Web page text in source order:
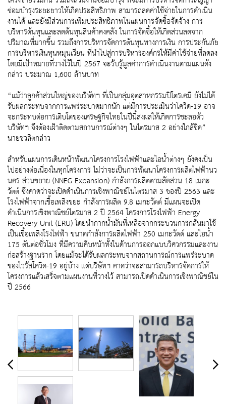
ซ่อมบำรุงระยะยาวให้เกิดประสิทธิภาพ สามารถลดค่าใช้จ่ายในการดำเนิน
งานได้ และยังมีส่วนการเพิ่มประสิทธิภาพในแผนการจัดซื้อจัดจ้าง การ
บริหารต้นทุนและลดต้นทุนสินค้าคงคลัง ในการจัดซื้อให้เกิดส่วนลดจาก
ปริมาณที่มากขึ้น รวมถึงการบริหารจัดการต้นทุนทางการเงิน การประกันภัย
การบริหารเงินทุนหมุนเวียน ที่นำไปสู่การบริหารองค์กรให้มีค่าใช้จ่ายที่ลดลง
โดยมีเป้าหมายที่วางไว้ในปี 2567 จะรับรู้มูลค่าการดำเนินงานตามแผนดัง
กล่าว ประมาณ 1,600 ล้านบาท
“แม้ว่าลูกค้าส่วนใหญ่ของบริษัทฯ ที่เป็นกลุ่มอุตสาหกรรมปิโตรเคมี ยังไม่ได้
รับผลกระทบจากการแพร่ระบาดมากนัก แต่มีการประเมินว่าโควิด-19 อาจ
จะกระทบต่อการเติบโตของเศรษฐกิจไทยในปีนี้ส่งผลให้เกิดการชะลอตัว
บริษัทฯ จึงต้องเฝ้าติดตามสถานการณ์ต่างๆ ในไตรมาส 2 อย่างใกล้ชิด”
นายชวลิตกล่าว
สำหรับแผนการเดินหน้าพัฒนาโครงการโรงไฟฟ้าและไอน้ำต่างๆ ยังคงเป็น
ไปอย่างต่อเนื่องในทุกโครงการ ไม่ว่าจะเป็นการพัฒนาโครงการผลิตไฟฟ้านว
นคร ส่วนขยาย (NNEG Expansion) กำลังการผลิตตามสัดส่วน 18 เมกะ
วัตต์ ซึ่งคาดว่าจะเปิดดำเนินการเชิงพาณิชย์ในไตรมาส 3 ของปี 2563 และ
โรงไฟฟ้าจากเชื้อเพลิงขยะ กำลังการผลิต 9.8 เมกะวัตต์ มีแผนจะเปิด
ดำเนินการเชิงพาณิชย์ไตรมาส 2 ปี 2564 โครงการโรงไฟฟ้า Energy
Recovery Unit (ERU) โดยนำกากน้ำมันที่เหลือจากกระบวนการกลั่นมาใช้
เป็นเชื้อเพลิงโรงไฟฟ้า ขนาดกำลังการผลิตไฟฟ้า 250 เมกะวัตต์ และไอน้ำ
175 ตันต่อชั่วโมง ที่มีความคืบหน้าทั้งในด้านการออกแบบวิศวกรรมและงาน
ก่อสร้างฐานราก โดยแม้จะได้รับผลกระทบจากสถานการณ์การแพร่ระบาด
ของไวรัสโควิด-19 อยู่บ้าง แต่บริษัทฯ คาดว่าจะสามารถบริหารจัดการให้
โครงการแล้วเสร็จตามแผนงานที่วางไว้ สามารถเปิดดำเนินการเชิงพาณิชย์ใน
ปี 2566